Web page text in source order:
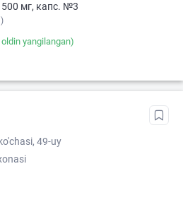
мг, капс. №3
yangilangan)
49-uy